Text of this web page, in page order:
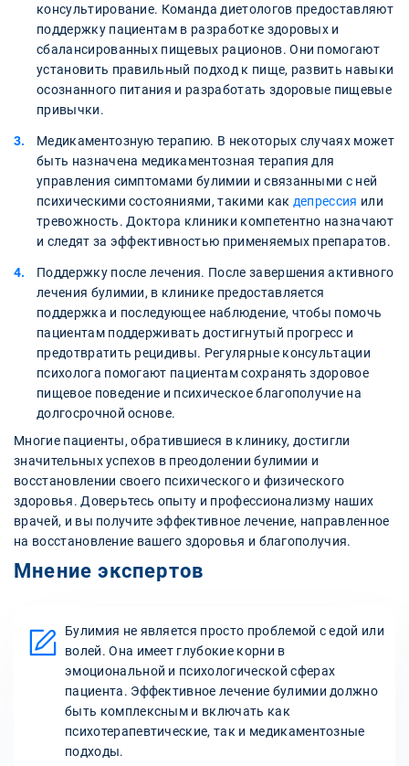
консультирование. Команда диетологов предоставляют
поддержку пациентам в разработке здоровых и
сбалансированных пищевых рационов. Они помогают
установить правильный подход к пище, развить навыки
осознанного питания и разработать здоровые пищевые
привычки.
Медикаментозную терапию. В некоторых случаях может
быть назначена медикаментозная терапия для
управления симптомами булимии и связанными с ней
психическими состояниями, такими как депрессия или
тревожность. Доктора клиники компетентно назначают
и следят за эффективностью применяемых препаратов.
Поддержку после лечения. После завершения активного
лечения булимии, в клинике предоставляется
поддержка и последующее наблюдение, чтобы помочь
пациентам поддерживать достигнутый прогресс и
предотвратить рецидивы. Регулярные консультации
психолога помогают пациентам сохранять здоровое
пищевое поведение и психическое благополучие на
долгосрочной основе.
Многие пациенты, обратившиеся в клинику, достигли
значительных успехов в преодолении булимии и
восстановлении своего психического и физического
здоровья. Доверьтесь опыту и профессионализму наших
врачей, и вы получите эффективное лечение, направленное
на восстановление вашего здоровья и благополучия.
Мнение экспертов
Булимия не является просто проблемой с едой или
волей. Она имеет глубокие корни в
эмоциональной и психологической сферах
пациента. Эффективное лечение булимии должно
быть комплексным и включать как
психотерапевтические, так и медикаментозные
подходы.